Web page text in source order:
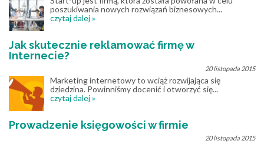
poszukiwania nowych rozwiązań biznesowych...
czytaj dalej »
Jak skutecznie reklamować firmę w
Internecie?
20 listopada 2015
Marketing internetowy to wciąż rozwijająca się
dziedzina. Powinniśmy docenić i otworzyć się...
czytaj dalej »
Prowadzenie księgowości w firmie
20 listopada 2015